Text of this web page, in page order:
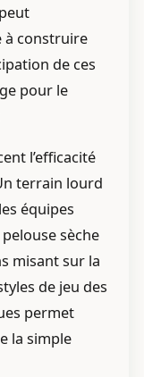
à construire
de ces
pour le
l’efficacité
terrain lourd
équipes
pelouse sèche
misant sur la
de jeu des
permet
la simple